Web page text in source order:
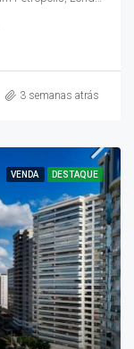
3 semanas atrás
VENDA DESTAQUE